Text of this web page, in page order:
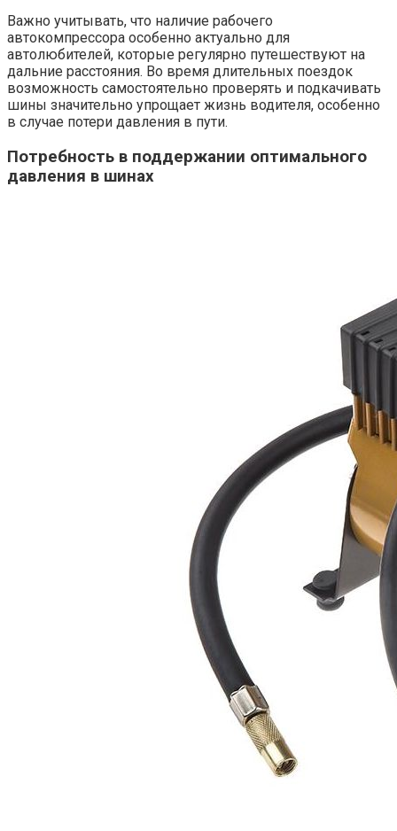
Важно учитывать, что наличие рабочего
автокомпрессора особенно актуально для
автолюбителей, которые регулярно путешествуют на
дальние расстояния. Во время длительных поездок
возможность самостоятельно проверять и подкачивать
шины значительно упрощает жизнь водителя, особенно
в случае потери давления в пути.
Потребность в поддержании оптимального
давления в шинах